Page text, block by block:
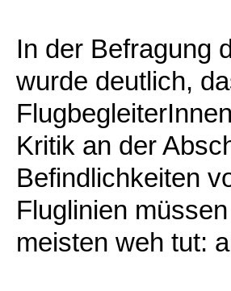
In der Befragung
wurde deutlich,
Kritik an der
Befindlichkeiten
Fluglinien
meisten weh tut: